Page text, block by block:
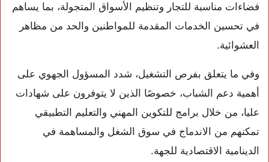
فضاءات مناسبة للتجار وتنظيم الأسواق المتجولة، بما يساهم
في تحسين الخدمات المقدمة للمواطنين والحد من مظاهر
العشوائية.
وفي ما يتعلق بفرص التشغيل، شدد المسؤول الجهوي على
أهمية دعم الشباب، خصوصًا الذين لا يتوفرون على شهادات
عليا، من خلال برامج للتكوين المهني والتعليم التطبيقي
تمكنهم من الاندماج في سوق الشغل والمساهمة في
الدينامية الاقتصادية للجهة.